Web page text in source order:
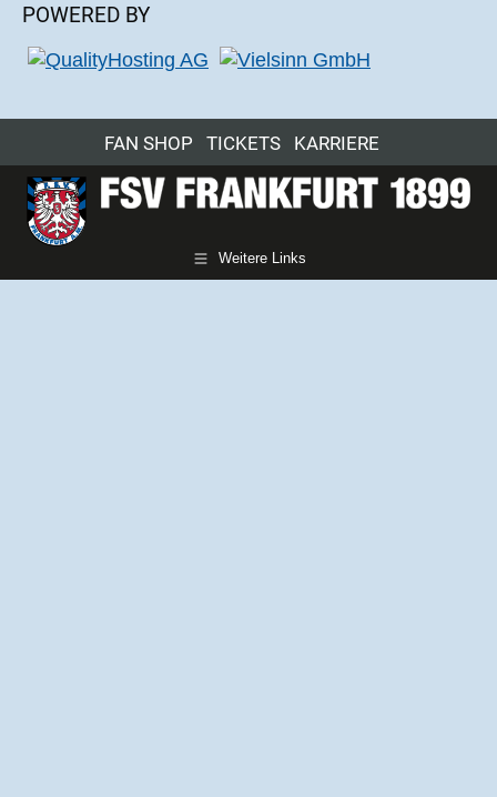
POWERED BY
FAN SHOP TICKETS KARRIERE
Weitere Links